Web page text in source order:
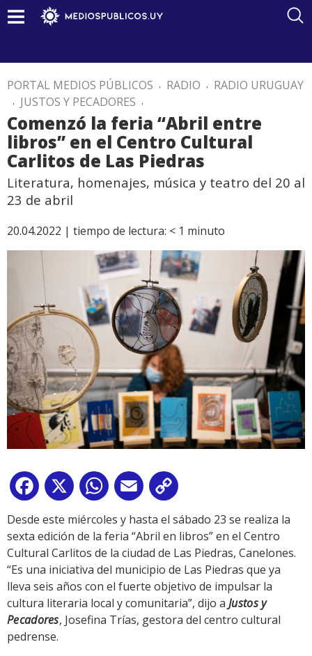
PORTAL MEDIOS PÚBLICOS . RADIO . RADIO URUGUAY
. JUSTOS Y PECADORES .
Comenzó la feria “Abril entre
libros” en el Centro Cultural
Carlitos de Las Piedras
Literatura, homenajes, música y teatro del 20 al
23 de abril
20.04.2022 | tiempo de lectura: < 1 minuto
Facebook
X WhatsApp
Email
Link
Desde este miércoles y hasta el sábado 23 se realiza la
sexta edición de la feria “Abril en libros” en el Centro
Cultural Carlitos de la ciudad de Las Piedras, Canelones.
“Es una iniciativa del municipio de Las Piedras que ya
lleva seis años con el fuerte objetivo de impulsar la
cultura literaria local y comunitaria”, dijo a Justos y
Pecadores, Josefina Trías, gestora del centro cultural
pedrense.